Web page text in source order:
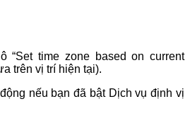
“Set time zone based on current
trên vị trí hiện tại).
nếu bạn đã bật Dịch vụ định vị